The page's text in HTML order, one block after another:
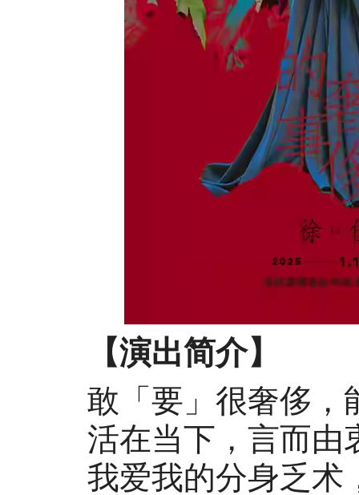
【演出简介】
敢「要」很奢侈，
活在当下，言而由
我爱我的分身乏术